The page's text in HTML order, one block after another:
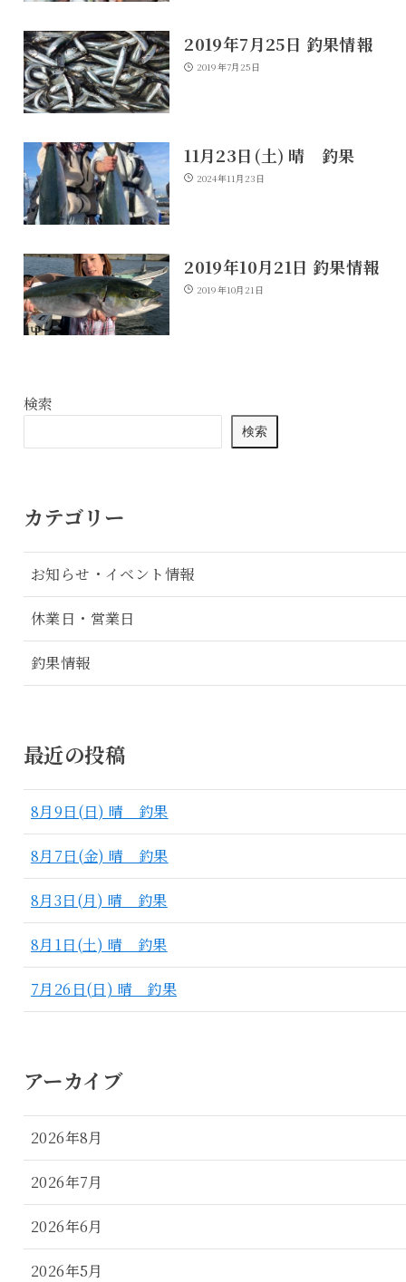
2019年7月25日 釣果情報
2019年7月25日
11月23日(土) 晴 釣果
2024年11月23日
2019年10月21日 釣果情報
2019年10月21日
検索
検索
カテゴリー
お知らせ・イベント情報
休業日・営業日
釣果情報
最近の投稿
8月9日(日) 晴 釣果
8月7日(金) 晴 釣果
8月3日(月) 晴 釣果
8月1日(土) 晴 釣果
7月26日(日) 晴 釣果
アーカイブ
2026年8月
2026年7月
2026年6月
2026年5月